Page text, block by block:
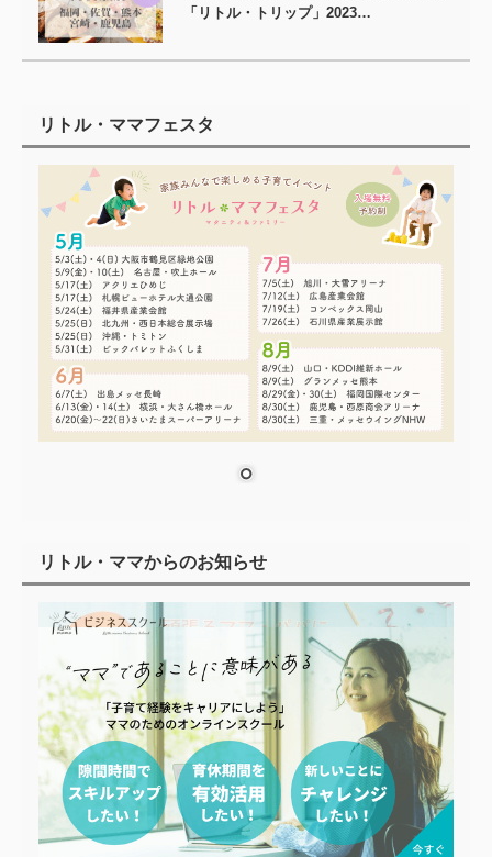
「リトル・トリップ」2023…
リトル・ママフェスタ
リトル・ママからのお知らせ